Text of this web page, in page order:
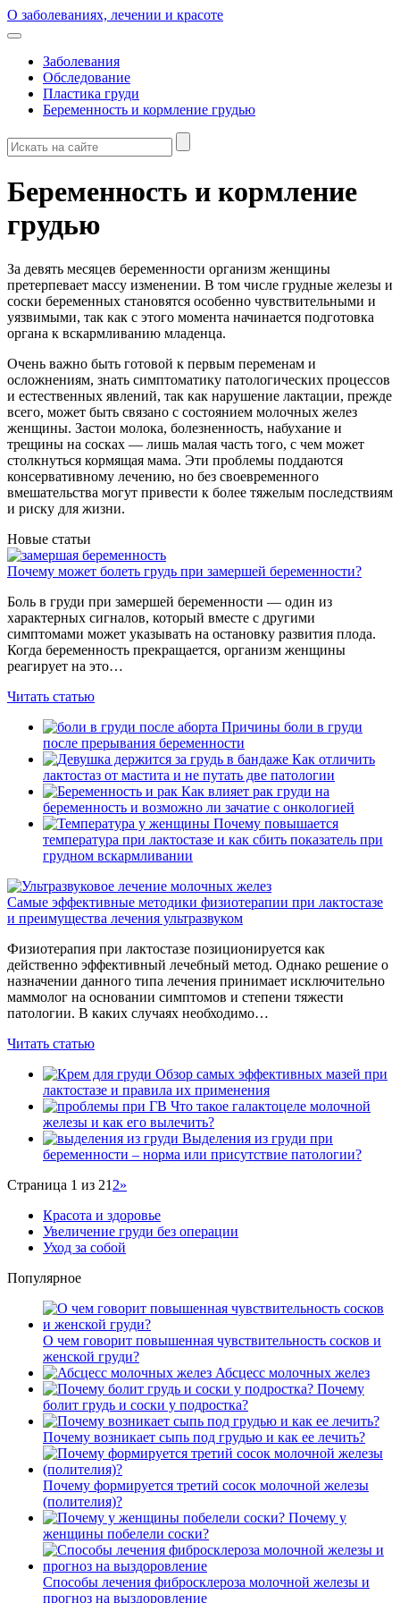
О заболеваниях, лечении и красоте
Заболевания
Обследование
Пластика груди
Беременность и кормление грудью
Беременность и кормление
грудью
За девять месяцев беременности организм женщины
претерпевает массу изменении. В том числе грудные железы и
соски беременных становятся особенно чувствительными и
уязвимыми, так как с этого момента начинается подготовка
органа к вскармливанию младенца.
Очень важно быть готовой к первым переменам и
осложнениям, знать симптоматику патологических процессов
и естественных явлений, так как нарушение лактации, прежде
всего, может быть связано с состоянием молочных желез
женщины. Застои молока, болезненность, набухание и
трещины на сосках — лишь малая часть того, с чем может
столкнуться кормящая мама. Эти проблемы поддаются
консервативному лечению, но без своевременного
вмешательства могут привести к более тяжелым последствиям
и риску для жизни.
Новые статьи
Почему может болеть грудь при замершей беременности?
Боль в груди при замершей беременности — один из
характерных сигналов, который вместе с другими
симптомами может указывать на остановку развития плода.
Когда беременность прекращается, организм женщины
реагирует на это…
Читать статью
Причины боли в груди
после прерывания беременности
Как отличить
лактостаз от мастита и не путать две патологии
Как влияет рак груди на
беременность и возможно ли зачатие с онкологией
Почему повышается
температура при лактостазе и как сбить показатель при
грудном вскармливании
Самые эффективные методики физиотерапии при лактостазе
и преимущества лечения ультразвуком
Физиотерапия при лактостазе позиционируется как
действенно эффективный лечебный метод. Однако решение о
назначении данного типа лечения принимает исключительно
маммолог на основании симптомов и степени тяжести
патологии. В каких случаях необходимо…
Читать статью
Обзор самых эффективных мазей при
лактостазе и правила их применения
Что такое галактоцеле молочной
железы и как его вылечить?
Выделения из груди при
беременности – норма или присутствие патологии?
Страница 1 из 21 2»
Красота и здоровье
Увеличение груди без операции
Уход за собой
Популярное
О чем говорит повышенная чувствительность сосков и
женской груди?
Абсцесс молочных желез
Почему
болит грудь и соски у подростка?
Почему возникает сыпь под грудью и как ее лечить?
Почему формируется третий сосок молочной железы
(полителия)?
Почему у
женщины побелели соски?
Способы лечения фибросклероза молочной железы и
прогноз на выздоровление